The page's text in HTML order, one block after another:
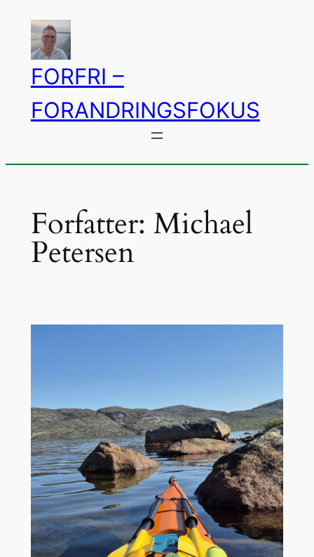
indhold
FORFRI –
FORANDRINGSFOKUS
Forfatter: Michael
Petersen